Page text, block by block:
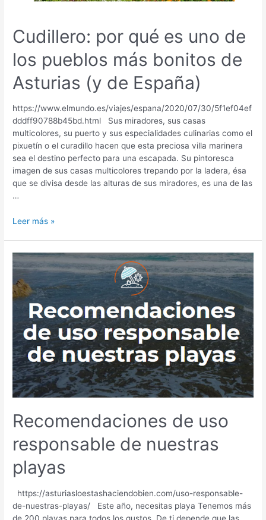
Cudillero: por qué es uno de
los pueblos más bonitos de
Asturias (y de España)
https://www.elmundo.es/viajes/espana/2020/07/30/5f1ef04ef
dddff90788b45bd.html Sus miradores, sus casas
multicolores, su puerto y sus especialidades culinarias como el
pixuetín o el curadillo hacen que esta preciosa villa marinera
sea el destino perfecto para una escapada. Su pintoresca
imagen de sus casas multicolores trepando por la ladera, ésa
que se divisa desde las alturas de sus miradores, es una de las
…
Cudillero:
es
uno
de
los
pueblos
bonitos
de
Asturias
(y
de
España)
Leer más »
Recomendaciones de uso
responsable de nuestras
playas
https://asturiasloestashaciendobien.com/uso-responsable-
de-nuestras-playas/ Este año, necesitas playa Tenemos más